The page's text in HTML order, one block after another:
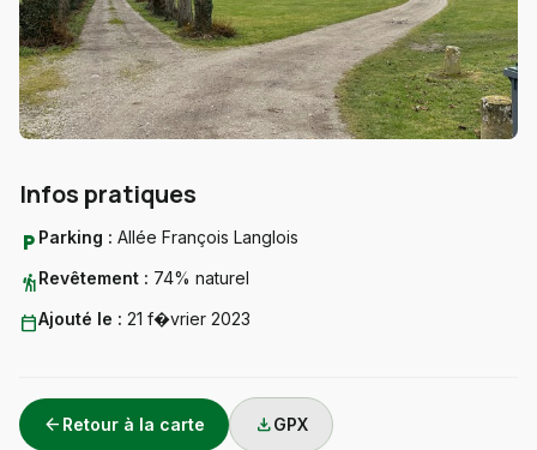
Infos pratiques
local_parking Parking : Allée François Langlois
hikingRevêtement : 74% naturel
calendar_todayAjouté le : 21 f�vrier 2023
arrow_back Retour à la carte downloadGPX